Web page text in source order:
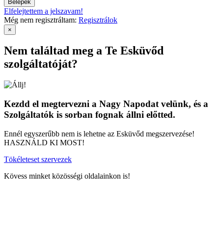
Belépek
Elfelejtettem a jelszavam!
Még nem regisztráltam: Regisztrálok
×
Nem találtad meg a Te Esküvőd
szolgáltatóját?
Kezdd el megtervezni a Nagy Napodat velünk, és a
Szolgáltatók is sorban fognak állni előtted.
Ennél egyszerűbb nem is lehetne az Esküvőd megszervezése!
HASZNÁLD KI MOST!
Tökéleteset szervezek
Kövess minket közösségi oldalainkon is!